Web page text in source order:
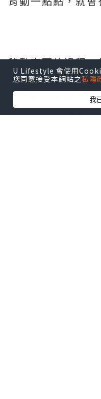
移動東西的過程
得先承認「它不
下一步要去哪。
而是猶豫。抱著
U Lifestyle 會使用
您同意接受本網站之私隱
我